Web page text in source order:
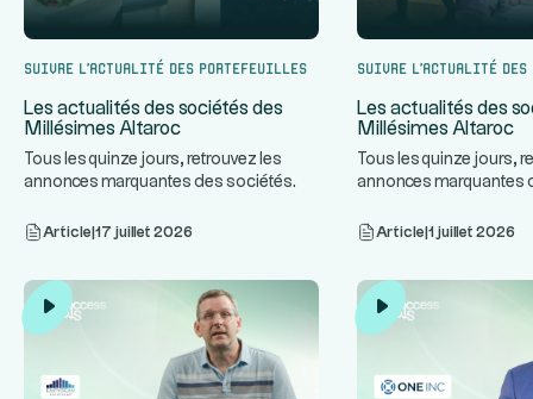
Suivre l’actualité des portefeuilles
Les actualités des sociétés des
Millésimes Altaroc
Tous les quinze jours, retrouvez les
annonces marquantes des sociétés
Article 17 juillet 2026
Suivre l’actualité
Les actualités des
Millésimes Altaroc
Tous les quinze jours,
annonces marquantes
Article 1 juillet 2026